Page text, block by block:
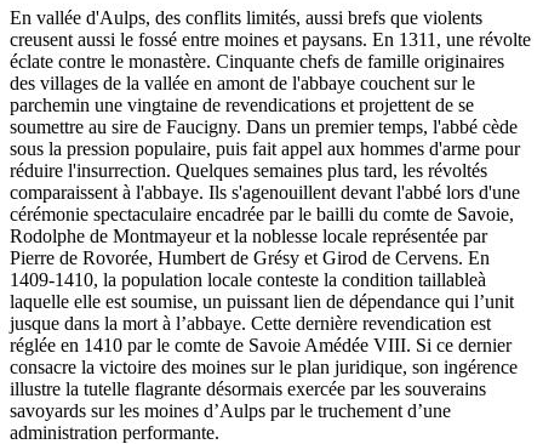
En vallée d'Aulps, des conflits limités, aussi brefs que violents
creusent aussi le fossé entre moines et paysans. En 1311, une révolte
éclate contre le monastère. Cinquante chefs de famille originaires
des villages de la vallée en amont de l'abbaye couchent sur le
parchemin une vingtaine de revendications et projettent de se
soumettre au sire de Faucigny. Dans un premier temps, l'abbé cède
sous la pression populaire, puis fait appel aux hommes d'arme pour
réduire l'insurrection. Quelques semaines plus tard, les révoltés
comparaissent à l'abbaye. Ils s'agenouillent devant l'abbé lors d'une
cérémonie spectaculaire encadrée par le bailli du comte de Savoie,
Rodolphe de Montmayeur et la noblesse locale représentée par
Pierre de Rovorée, Humbert de Grésy et Girod de Cervens. En
1409-1410, la population locale conteste la condition taillableà
laquelle elle est soumise, un puissant lien de dépendance qui l’unit
jusque dans la mort à l’abbaye. Cette dernière revendication est
réglée en 1410 par le comte de Savoie Amédée VIII. Si ce dernier
consacre la victoire des moines sur le plan juridique, son ingérence
illustre la tutelle flagrante désormais exercée par les souverains
savoyards sur les moines d’Aulps par le truchement d’une
administration performante.